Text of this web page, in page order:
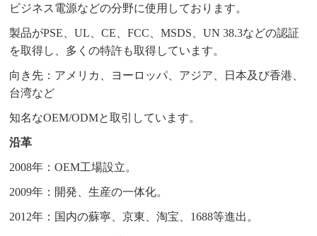
ビジネス電源などの分野に使用しております。
製品がPSE、UL、CE、FCC、MSDS、UN 38.3などの認証
を取得し、多くの特許も取得しています。
向き先：アメリカ、ヨーロッパ、アジア、日本及び香港、
台湾など
知名なOEM/ODMと取引しています。
沿革
2008年：OEM工場設立。
2009年：開発、生産の一体化。
2012年：国内の蘇寧、京東、淘宝、1688等進出。